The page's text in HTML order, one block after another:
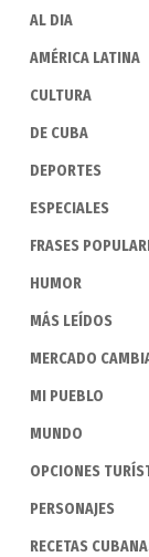
AL DIA
AMÉRICA LATINA
CULTURA
DE CUBA
DEPORTES
ESPECIALES
FRASES
HUMOR
MÁS LEÍDOS
MERCADO
MI PUEBLO
MUNDO
OPCIONES
PERSONAJES
RECETAS